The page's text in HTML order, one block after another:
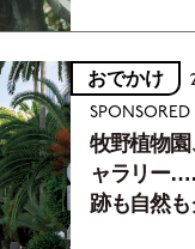
おでかけ
SPONSORED
牧野植物
ャラリー
跡も自然